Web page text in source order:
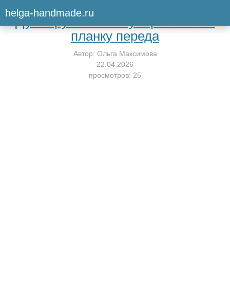
helga-handmade.ruВернуться к мастер-классу
Дублируем обтачку горловины и
планку переда
Автор: Ольга Максимова
22.04.2026
просмотров: 25